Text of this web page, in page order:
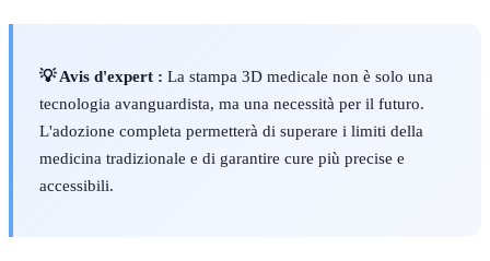
💡 Avis d'expert : La stampa 3D medicale non è solo una
tecnologia avanguardista, ma una necessità per il futuro.
L'adozione completa permetterà di superare i limiti della
medicina tradizionale e di garantire cure più precise e
accessibili.